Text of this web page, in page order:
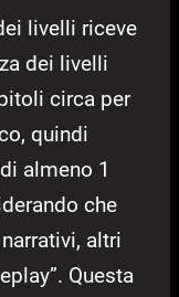
livelli riceve
dei livelli
circa per
quindi
almeno 1
che
altri
Questa